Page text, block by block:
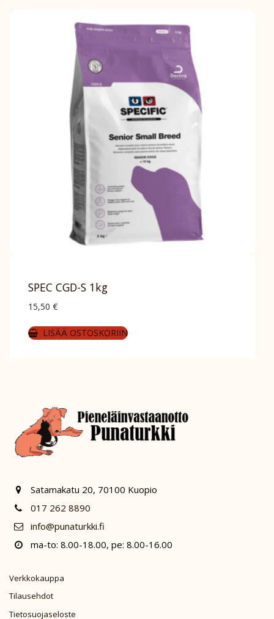
SPEC CGD-S 1kg
15,50 €
LISÄÄ OSTOSKORIIN
Satamakatu 20, 70100 Kuopio
017 262 8890
info@punaturkki.fi
ma-to: 8.00-18.00, pe: 8.00-16.00
Verkkokauppa
Tilausehdot
Tietosuojaseloste